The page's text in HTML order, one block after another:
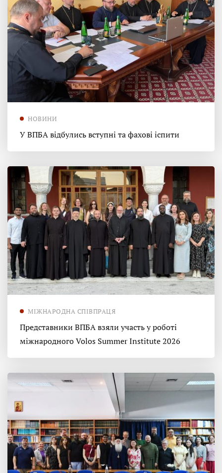
НОВИНИ
У ВПБА відбулись вступні та фахові іспити
МІЖНАРОДНА СПІВПРАЦЯ
Представники ВПБА взяли участь у роботі
міжнародного Volos Summer Institute 2026